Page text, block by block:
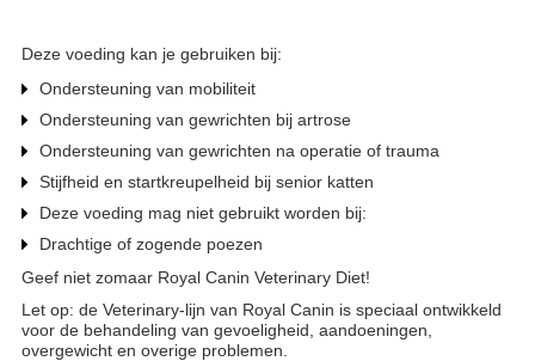
Deze voeding kan je gebruiken bij:
Ondersteuning van mobiliteit
Ondersteuning van gewrichten bij artrose
Ondersteuning van gewrichten na operatie of trauma
Stijfheid en startkreupelheid bij senior katten
Deze voeding mag niet gebruikt worden bij:
Drachtige of zogende poezen
Geef niet zomaar Royal Canin Veterinary Diet!
Let op: de Veterinary-lijn van Royal Canin is speciaal ontwikkeld
voor de behandeling van gevoeligheid, aandoeningen,
overgewicht en overige problemen.